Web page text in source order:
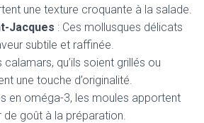
une texture croquante à la salade.
Jacques : Ces mollusques délicats
subtile et raffinée.
calamars, qu’ils soient grillés ou
une touche d’originalité.
en oméga-3, les moules apportent
de goût à la préparation.